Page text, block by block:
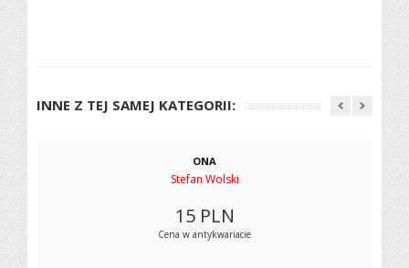
INNE Z TEJ SAMEJ KATEGORII:
ONA
Stefan Wolski
15 PLN
Cena w antykwariacie